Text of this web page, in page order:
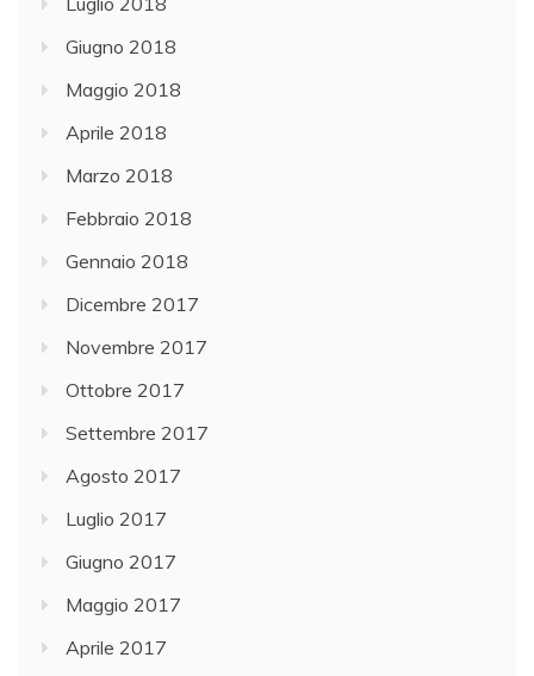
Giugno 2018
Maggio 2018
Aprile 2018
Marzo 2018
Febbraio 2018
Gennaio 2018
Dicembre 2017
Novembre 2017
Ottobre 2017
Settembre 2017
Agosto 2017
Luglio 2017
Giugno 2017
Maggio 2017
Aprile 2017